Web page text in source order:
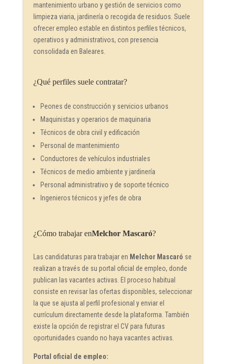
mantenimiento urbano y gestión de servicios como
limpieza viaria, jardinería o recogida de residuos. Suele
ofrecer empleo estable en distintos perfiles técnicos,
operativos y administrativos, con presencia
consolidada en Baleares.
¿Qué perfiles suele contratar?
Peones de construcción y servicios urbanos
Maquinistas y operarios de maquinaria
Técnicos de obra civil y edificación
Personal de mantenimiento
Conductores de vehículos industriales
Técnicos de medio ambiente y jardinería
Personal administrativo y de soporte técnico
Ingenieros técnicos y jefes de obra
¿Cómo trabajar enMelchor Mascaró?
Las candidaturas para trabajar en Melchor Mascaró se
realizan a través de su portal oficial de empleo, donde
publican las vacantes activas. El proceso habitual
consiste en revisar las ofertas disponibles, seleccionar
la que se ajusta al perfil profesional y enviar el
currículum directamente desde la plataforma. También
existe la opción de registrar el CV para futuras
oportunidades cuando no haya vacantes activas.
Portal oficial de empleo: